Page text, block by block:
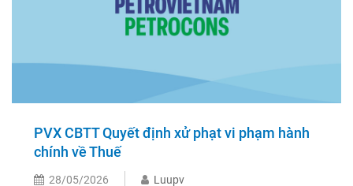
PVX CBTT Quyết định xử phạt vi phạm hành
chính về Thuế
28/05/2026 Luupv